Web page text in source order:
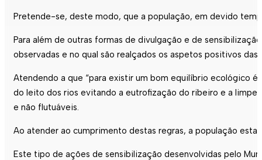
Pretende-se, deste modo, que a população, em devido
Para além de outras formas de divulgação e de
observadas e no qual são realçados os aspetos positivos
Atendendo a que “para existir um bom equilíbrio ecológico
do leito dos rios evitando a eutrofização do ribeiro e a
e não flutuáveis.
Ao atender ao cumprimento destas regras, a população
Este tipo de ações de sensibilização desenvolvidas pelo